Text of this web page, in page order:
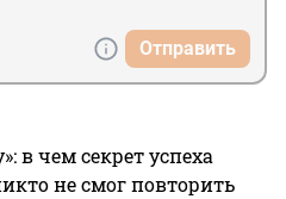
Отправить
в чем секрет успеха
не смог повторить